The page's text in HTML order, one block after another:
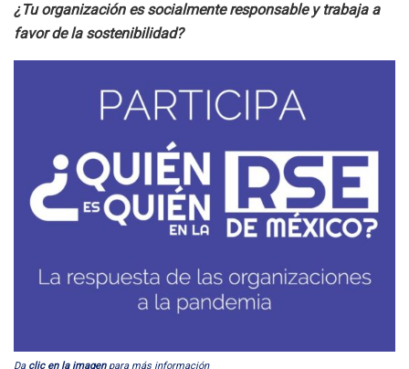
¿Tu organización es socialmente responsable y trabaja a
favor de la sostenibilidad?
Da clic en la imagenpara más información